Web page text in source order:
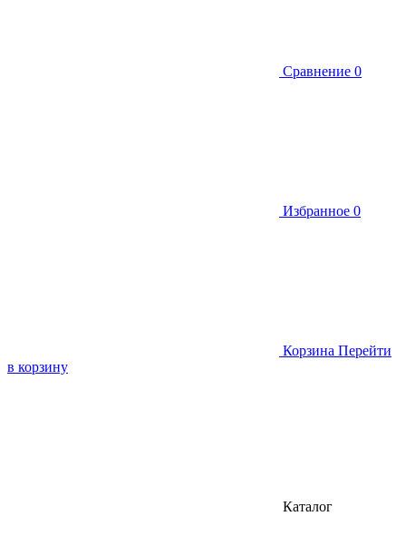
Сравнение 0
Избранное 0
Корзина Перейти
в корзину
Каталог